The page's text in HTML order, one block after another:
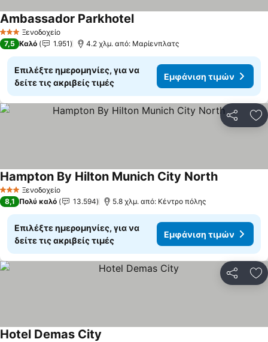
3 ΑστέριαΞενοδοχείο
Ambassador ParkhotelΕμφάνιση τιμών
7,5 Καλό 1.951 4.2 χλμ. από: Μαρίενπλατς
Επιλέξτε ημερομηνίες, για να
δείτε τις ακριβείς τιμές
Εμφάνιση τιμών
3 ΑστέριαΞενοδοχείο
Hampton By Hilton Munich City NorthΕμφάνιση
8,1 Πολύ καλό 13.594 5.8 χλμ. από: Κέντρο πόλης
Επιλέξτε ημερομηνίες, για να
δείτε τις ακριβείς τιμές
Εμφάνιση τιμών
Hotel Demas City